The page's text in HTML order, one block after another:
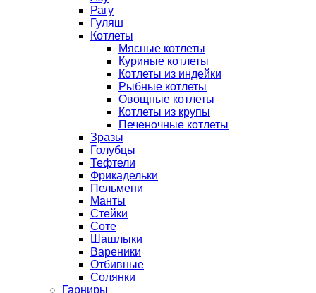
Рагу
Гуляш
Котлеты
Мясные котлеты
Куриные котлеты
Котлеты из индейки
Рыбные котлеты
Овощные котлеты
Котлеты из крупы
Печеночные котлеты
Зразы
Голубцы
Тефтели
Фрикадельки
Пельмени
Манты
Стейки
Соте
Шашлыки
Вареники
Отбивные
Солянки
Гарниры